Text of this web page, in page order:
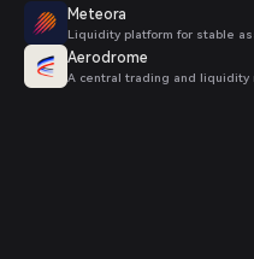
Meteora
Liquidity platform for stable
Aerodrome
A central trading and liquidity